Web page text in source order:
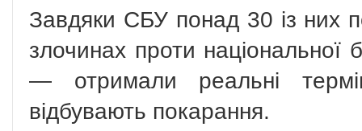
Завдяки СБУ понад 30 із них
злочинах проти національної
— отримали реальні
відбувають покарання.